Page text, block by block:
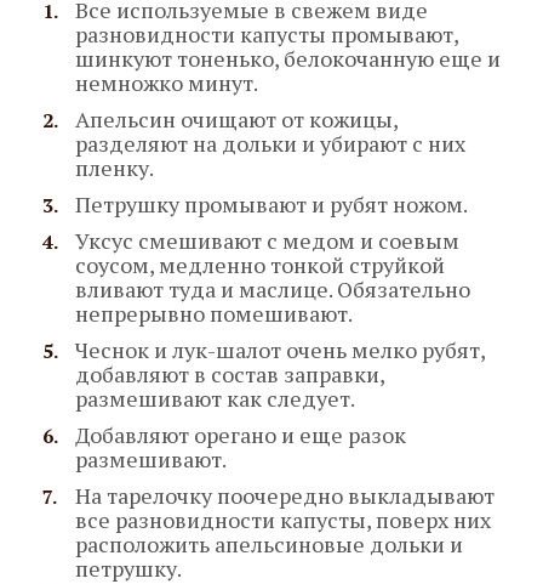
Все используемые в свежем виде
разновидности капусты промывают,
шинкуют тоненько, белокочанную еще и
немножко минут.
Апельсин очищают от кожицы,
разделяют на дольки и убирают с них
пленку.
Петрушку промывают и рубят ножом.
Уксус смешивают с медом и соевым
соусом, медленно тонкой струйкой
вливают туда и маслице. Обязательно
непрерывно помешивают.
Чеснок и лук-шалот очень мелко рубят,
добавляют в состав заправки,
размешивают как следует.
Добавляют орегано и еще разок
размешивают.
На тарелочку поочередно выкладывают
все разновидности капусты, поверх них
расположить апельсиновые дольки и
петрушку.